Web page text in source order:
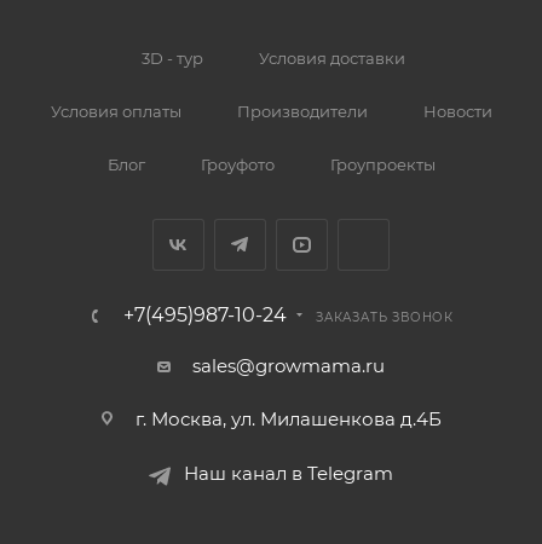
3D - тур Условия доставки
Условия оплаты Производители Новости
Блог Гроуфото Гроупроекты
+7(495)987-10-24 ЗАКАЗАТЬ ЗВОНОК
sales@growmama.ru
г. Москва, ул. Милашенкова д.4Б
Наш канал в Telegram